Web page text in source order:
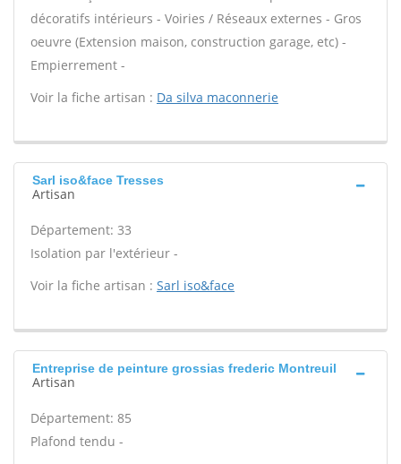
décoratifs intérieurs - Voiries / Réseaux externes - Gros
oeuvre (Extension maison, construction garage, etc) -
Empierrement -
Voir la fiche artisan : Da silva maconnerie
Sarl iso&face Tresses
Artisan
Département: 33
Isolation par l'extérieur -
Voir la fiche artisan : Sarl iso&face
Entreprise de peinture grossias frederic Montreuil
Artisan
Département: 85
Plafond tendu -